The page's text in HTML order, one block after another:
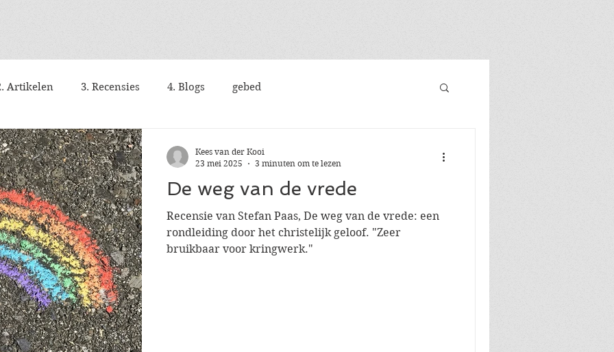
Artikelen 3. Recensies 4. Blogs gebed
De weg van de vrede
Recensie van Stefan Paas, De weg van de vrede: een
rondleiding door het christelijk geloof. "Zeer
bruikbaar voor kringwerk."
Kees van der Kooi
23 mei 2025
3 minuten om te lezen